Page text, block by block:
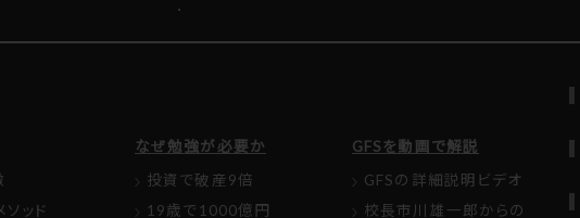
ッド
なぜ勉強が必要か
投資で破産9倍
19歳で1000億円
GFSを動画で解説
GFSの詳細説明ビデオ
校長市川雄一郎からの